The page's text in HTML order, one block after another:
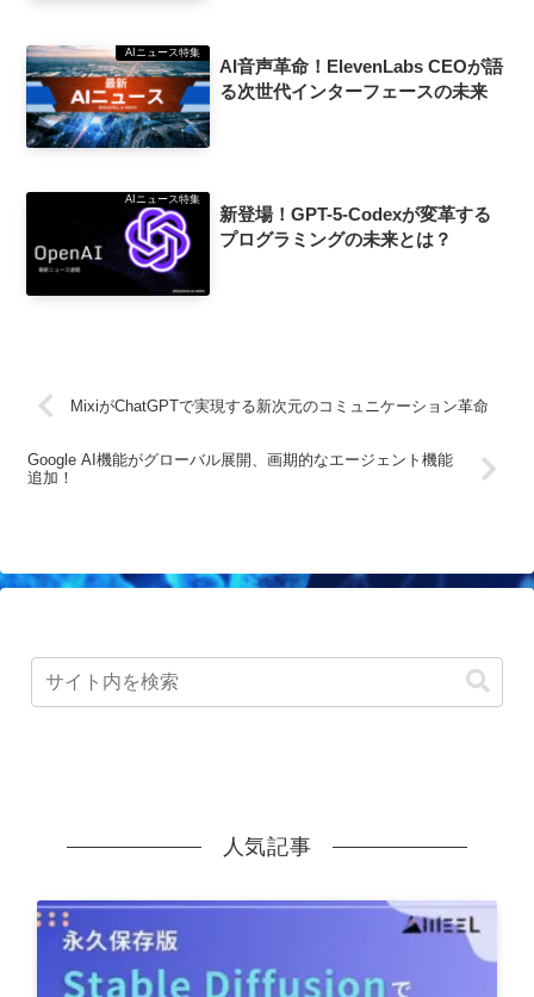
AIニュース特集
AI音声革命！ElevenLabs CEOが語
る次世代インターフェースの未来
AIニュース特集
新登場！GPT-5-Codexが変革する
プログラミングの未来とは？
MixiがChatGPTで実現する新次元のコミュニケーション革命
Google AI機能がグローバル展開、画期的なエージェント機能
追加！
人気記事